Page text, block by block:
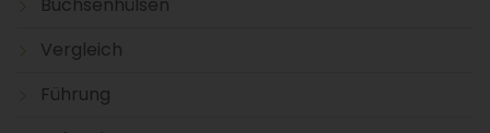
Vergleich
Führung